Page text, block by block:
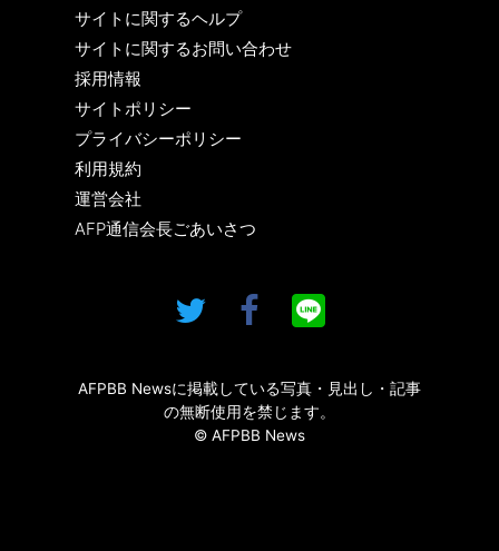
サイトに関するヘルプ
サイトに関するお問い合わせ
採用情報
サイトポリシー
プライバシーポリシー
利用規約
運営会社
AFP通信会長ごあいさつ
AFPBB Newsに掲載している写真・見出し・記事
の無断使用を禁じます。
© AFPBB News